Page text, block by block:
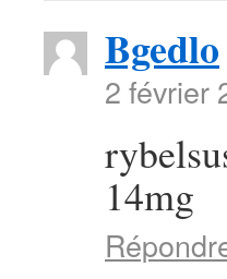
Bgedlo
2 février
14mg